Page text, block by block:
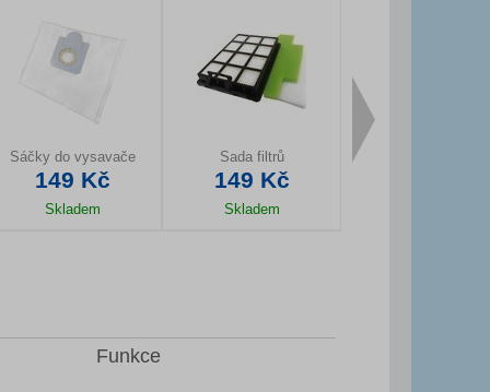
Sáčky do vysavače
149 Kč
Skladem
Sada filtrů
149 Kč
Skladem
Funkce